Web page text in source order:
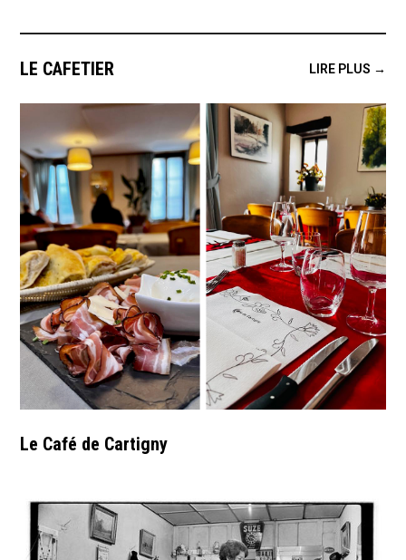
LE CAFETIER LIRE PLUS →
Le Café de Cartigny